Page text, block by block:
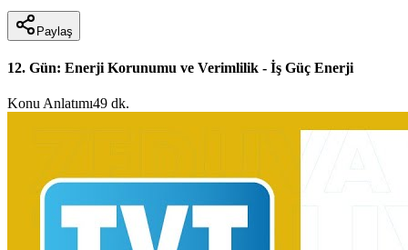
Paylaş
12. Gün: Enerji Korunumu ve Verimlilik - İş Güç Enerji
Konu Anlatımı49 dk.